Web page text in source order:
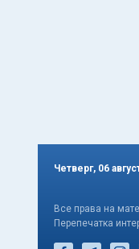
Четверг, 06
Все права на
Перепечатка